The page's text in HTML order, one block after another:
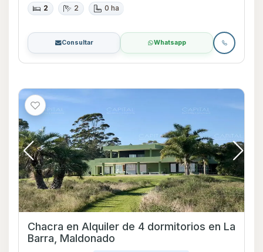
2 2 0 ha
Consultar Whatsapp
Chacra en Alquiler de 4 dormitorios en La
Barra, Maldonado